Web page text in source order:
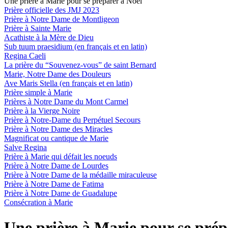
Prière officielle des JMJ 2023
Prière à Notre Dame de Montligeon
Prière à Sainte Marie
Acathiste à la Mère de Dieu
Sub tuum praesidium (en français et en latin)
Regina Caeli
La prière du “Souvenez-vous” de saint Bernard
Marie, Notre Dame des Douleurs
Ave Maris Stella (en français et en latin)
Prière simple à Marie
Prières à Notre Dame du Mont Carmel
Prière à la Vierge Noire
Prière à Notre-Dame du Perpétuel Secours
Prière à Notre Dame des Miracles
Magnificat ou cantique de Marie
Salve Regina
Prière à Marie qui défait les noeuds
Prière à Notre Dame de Lourdes
Prière à Notre Dame de la médaille miraculeuse
Prière à Notre Dame de Fatima
Prière à Notre Dame de Guadalupe
Consécration à Marie